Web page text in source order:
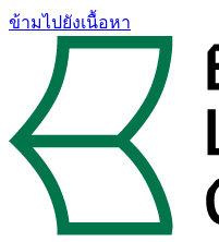
ข้ามไปยังเนื้อหา